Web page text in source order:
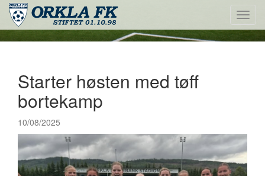
Starter høsten med tøff
bortekamp
10/08/2025